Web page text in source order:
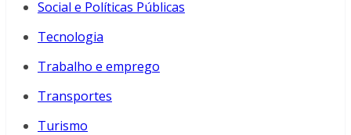
Social e Políticas Públicas
Tecnologia
Trabalho e emprego
Transportes
Turismo